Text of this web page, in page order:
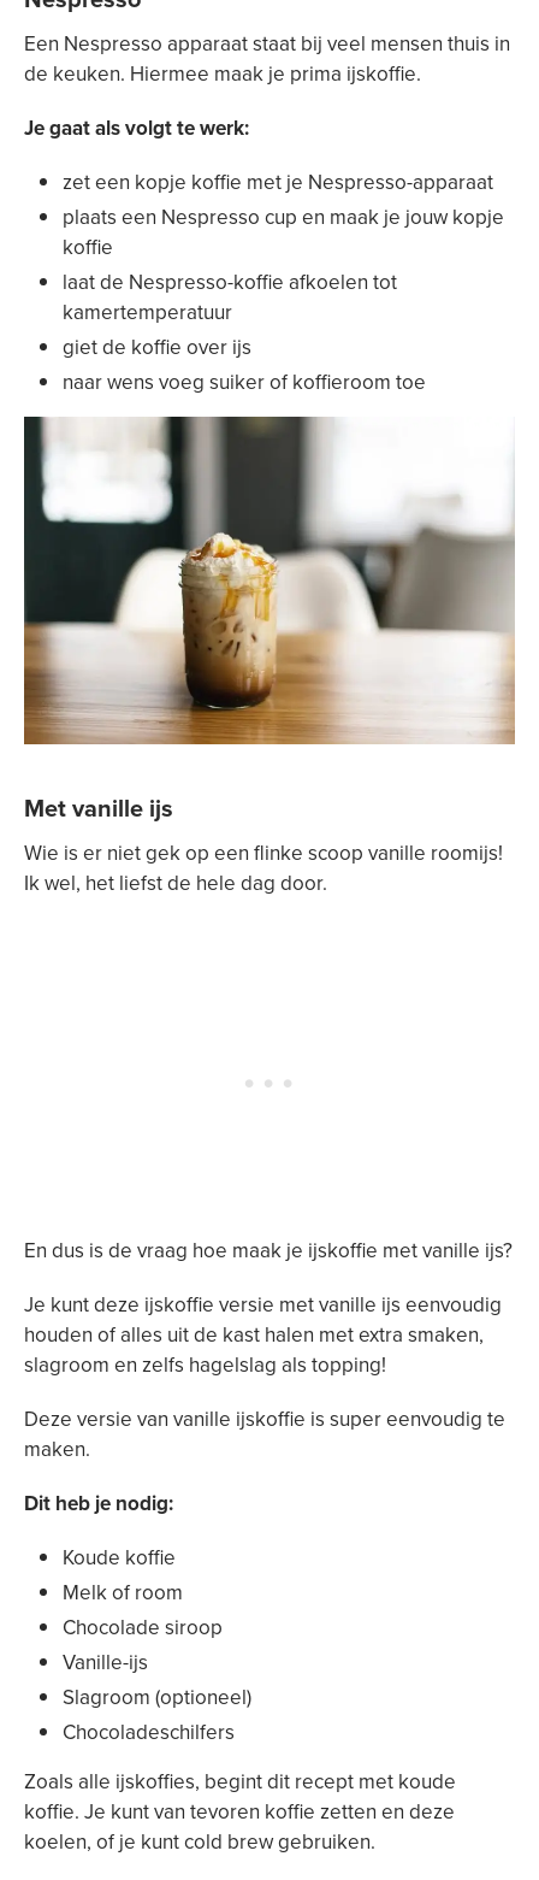
Een Nespresso apparaat staat bij veel mensen thuis in
de keuken. Hiermee maak je prima ijskoffie.
Je gaat als volgt te werk:
zet een kopje koffie met je Nespresso-apparaat
plaats een Nespresso cup en maak je jouw kopje
koffie
laat de Nespresso-koffie afkoelen tot
kamertemperatuur
giet de koffie over ijs
naar wens voeg suiker of koffieroom toe
Met vanille ijs
Wie is er niet gek op een flinke scoop vanille roomijs!
Ik wel, het liefst de hele dag door.
En dus is de vraag hoe maak je ijskoffie met vanille ijs?
Je kunt deze ijskoffie versie met vanille ijs eenvoudig
houden of alles uit de kast halen met extra smaken,
slagroom en zelfs hagelslag als topping!
Deze versie van vanille ijskoffie is super eenvoudig te
maken.
Dit heb je nodig:
Koude koffie
Melk of room
Chocolade siroop
Vanille-ijs
Slagroom (optioneel)
Chocoladeschilfers
Zoals alle ijskoffies, begint dit recept met koude
koffie. Je kunt van tevoren koffie zetten en deze
koelen, of je kunt cold brew gebruiken.